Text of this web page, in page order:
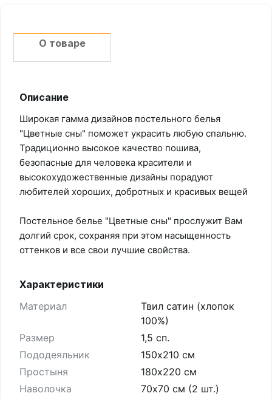
О товаре
Описание
Широкая гамма дизайнов постельного белья
"Цветные сны" поможет украсить любую спальню.
Традиционно высокое качество пошива,
безопасные для человека красители и
высокохудожественные дизайны порадуют
любителей хороших, добротных и красивых вещей
Постельное белье "Цветные сны" прослужит Вам
долгий срок, сохраняя при этом насыщенность
оттенков и все свои лучшие свойства.
Характеристики
Материал
Твил сатин (хлопок
100%)
Размер
1,5 сп.
Пододеяльник
150х210 см
Простыня
180х220 см
Наволочка
70х70 см (2 шт.)